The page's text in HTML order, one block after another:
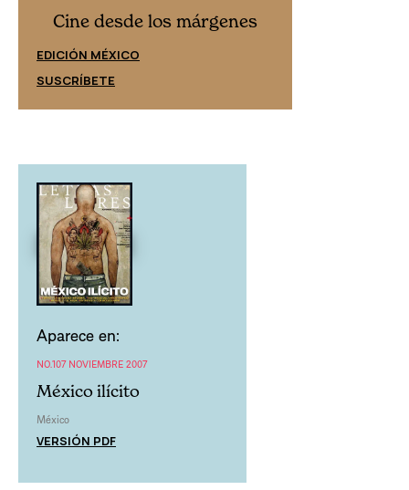
Cine desde los márgenes
EDICIÓN MÉXICO
SUSCRÍBETE
Aparece en:
NO.107 NOVIEMBRE 2007
México ilícito
México
VERSIÓN PDF